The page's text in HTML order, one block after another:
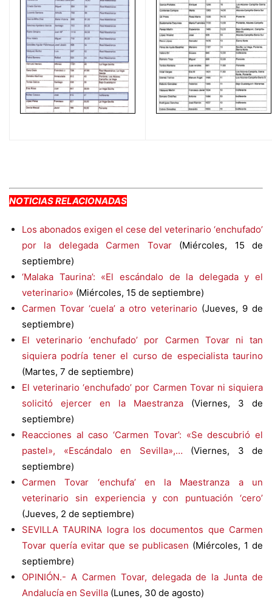
NOTICIAS RELACIONADAS
Los abonados exigen el cese del veterinario ‘enchufado’
por la delegada Carmen Tovar(Miércoles, 15 de
septiembre)
‘Malaka Taurina’: «El escándalo de la delegada y el
veterinario» (Miércoles, 15 de septiembre)
Carmen Tovar ‘cuela’ a otro veterinario (Jueves, 9 de
septiembre)
El veterinario ‘enchufado’ por Carmen Tovar ni tan
siquiera podría tener el curso de especialista taurino
(Martes, 7 de septiembre)
El veterinario ‘enchufado’ por Carmen Tovar ni siquiera
solicitó ejercer en la Maestranza (Viernes, 3 de
septiembre)
Reacciones al caso ‘Carmen Tovar’: «Se descubrió el
pastel», «Escándalo en Sevilla»,… (Viernes, 3 de
septiembre)
Carmen Tovar ‘enchufa’ en la Maestranza a un
veterinario sin experiencia y con puntuación ‘cero’
(Jueves, 2 de septiembre)
SEVILLA TAURINA logra los documentos que Carmen
Tovar quería evitar que se publicasen (Miércoles, 1 de
septiembre)
OPINIÓN.- A Carmen Tovar, delegada de la Junta de
Andalucía en Sevilla (Lunes, 30 de agosto)